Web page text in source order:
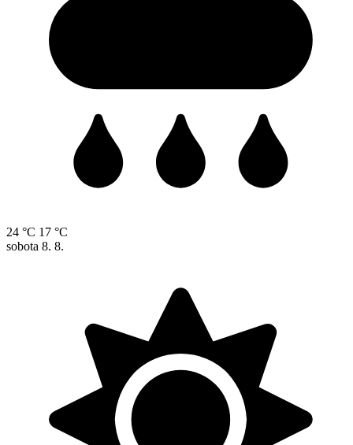
24 °C 17 °C
sobota 8. 8.